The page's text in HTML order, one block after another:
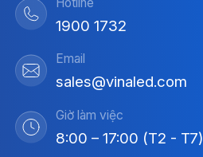
1900 1732
Email
sales@vinaled.com
Giờ làm việc
8:00 – 17:00 (T2 - T7)